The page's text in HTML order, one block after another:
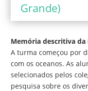
Grande)
Memória descritiva da
A turma começou por
com os oceanos. As
selecionados pelos
pesquisa sobre os